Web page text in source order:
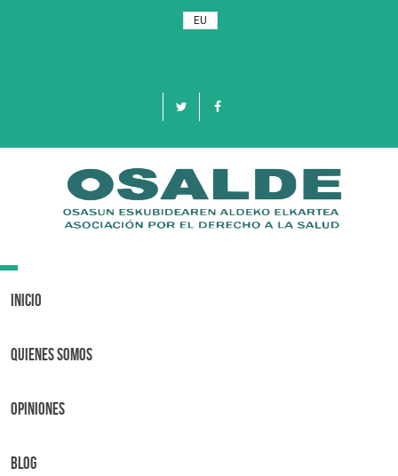
EU
Toggle
Inicio
Quienes Somos
OPINIONES
BLOG